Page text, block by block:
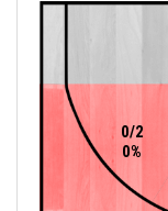
0/2
0%